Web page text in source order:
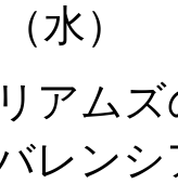
水）
アム
レン